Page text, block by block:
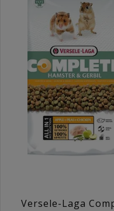
Versele-Laga